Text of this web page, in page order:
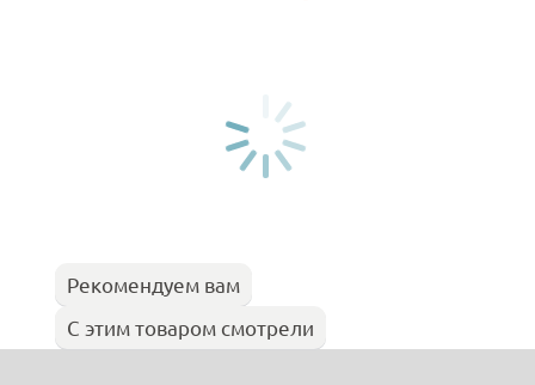
Рекомендуем вам
С этим товаром смотрели